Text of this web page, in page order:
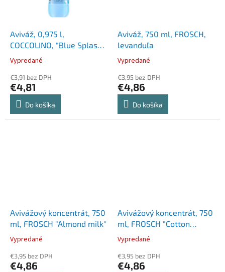
Aviváž, 0,975 l,
COCCOLINO, "Blue Splash",
modrá
Vypredané
€3,91 bez DPH
€4,81
Do košíka
Aviváž, 750 ml, FROSCH,
levanduľa
Vypredané
€3,95 bez DPH
€4,86
Do košíka
Avivážový koncentrát, 750
ml, FROSCH "Almond milk"
Vypredané
€3,95 bez DPH
€4,86
Avivážový koncentrát, 750
ml, FROSCH "Cotton
blossom"
Vypredané
€3,95 bez DPH
€4,86